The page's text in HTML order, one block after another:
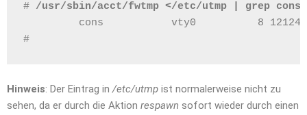
# /usr/sbin/acct/fwtmp </etc/utmp | grep cons
cons           vty0          8 12124356
#
Hinweis: Der Eintrag in/etc/utmp ist normalerweise nicht zu
sehen, da er durch die Aktion respawn sofort wieder durch einen